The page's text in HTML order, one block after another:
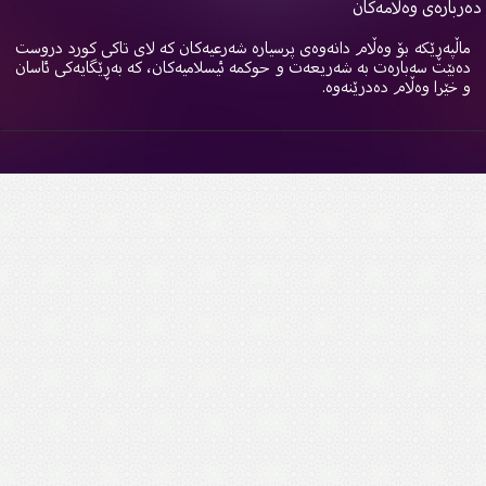
وەڵامەکان
ماڵپەڕێکە بۆ وەڵام دانەوەی پرسیارە شەرعیەکان کە لای تاکی کورد دروست
دەبێت سەبارەت بە شەریعەت و حوکمە ئیسلامیەکان، کە بەڕێگایەکی ئاسان
و خێرا وەڵام دەدرێنەوە.